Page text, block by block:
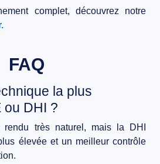
complet, découvrez notre
FAQ
la plus
ou DHI ?
très naturel, mais la DHI
élevée et un meilleur contrôle